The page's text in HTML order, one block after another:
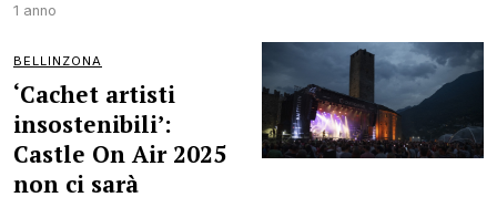
1 anno
BELLINZONA
‘Cachet artisti
insostenibili’:
Castle On Air 2025
non ci sarà